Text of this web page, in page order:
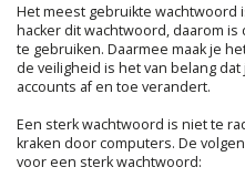
Het meest gebruikte wachtwoord
hacker dit wachtwoord, daarom
te gebruiken. Daarmee maak je
de veiligheid is het van belang
accounts af en toe verandert.
Een sterk wachtwoord is niet te
kraken door computers. De
voor een sterk wachtwoord: